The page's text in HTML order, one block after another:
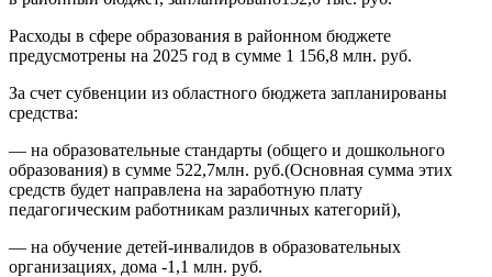
Расходы в сфере образования в районном бюджете
предусмотрены на 2025 год в сумме 1 156,8 млн. руб.
За счет субвенции из областного бюджета запланированы
средства:
— на образовательные стандарты (общего и дошкольного
образования) в сумме 522,7млн. руб.(Основная сумма этих
средств будет направлена на заработную плату
педагогическим работникам различных категорий),
— на обучение детей-инвалидов в образовательных
организациях, дома -1,1 млн. руб.